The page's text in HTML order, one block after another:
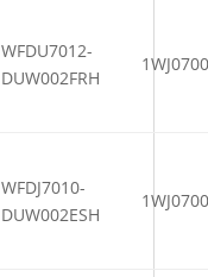
WFDU7012-
DUW002FRH
WFDJ7010-
DUW002ESH